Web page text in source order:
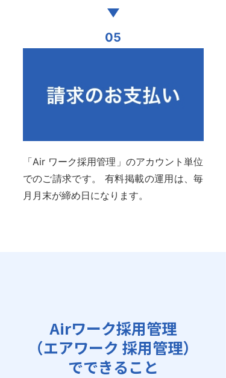
05
「Air ワーク採用管理」のアカウント単位
でのご請求です。 有料掲載の運用は、毎
月月末が締め日になります。
Airワーク採用管理
（エアワーク 採用管理）
でできること